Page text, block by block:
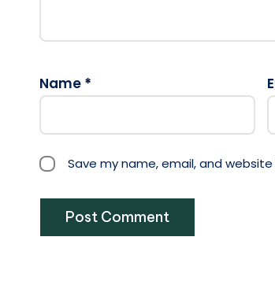
Name *
Save my name, email, and
A
t
r
n